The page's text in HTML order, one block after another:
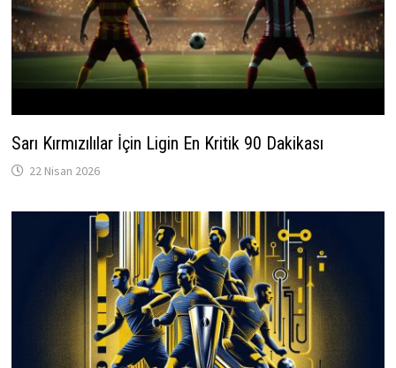
Sarı Kırmızılılar İçin Ligin En Kritik 90 Dakikası
22 Nisan 2026